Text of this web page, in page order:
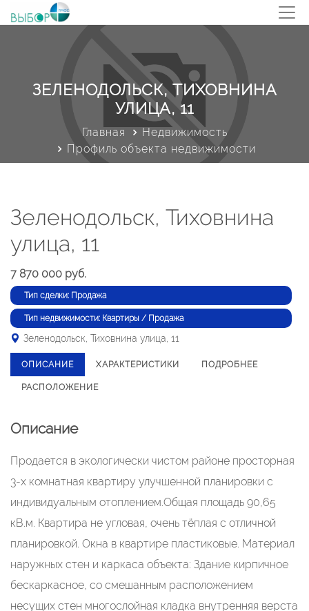
ЗЕЛЕНОДОЛЬСК, ТИХОВНИНА
УЛИЦА, 11
Главная
Недвижимость
Профиль объекта недвижимости
Зеленодольск, Тиховнина
улица, 11
7 870 000 руб.
Тип сделки: Продажа
Тип недвижимости: Квартиры / Продажа
Зеленодольск, Тиховнина улица, 11
ОПИСАНИЕ ХАРАКТЕРИСТИКИ ПОДРОБНЕЕ
РАСПОЛОЖЕНИЕ
Описание
Продается в экологически чистом районе просторная
3-х комнатная квартиру улучшенной планировки с
индивидуальным отоплением.Общая площадь 90,65
кВ.м. Квартира не угловая, очень тёплая с отличной
планировкой. Окна в квартире пластиковые. Материал
наружных стен и каркаса объекта: Здание кирпичное
бескаркасное, со смешанным расположением
несущих стен многослойная кладка внутренняя верста